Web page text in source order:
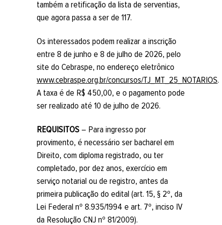
também a retificação da lista de serventias,
que agora passa a ser de 117.
Os interessados podem realizar a inscrição
entre 8 de junho e 8 de julho de 2026, pelo
site do Cebraspe, no endereço eletrônico
www.cebraspe.org.br/concursos/TJ_MT_25_NOTARIOS.
A taxa é de R$ 450,00, e o pagamento pode
ser realizado até 10 de julho de 2026.
REQUISITOS – Para ingresso por
provimento, é necessário ser bacharel em
Direito, com diploma registrado, ou ter
completado, por dez anos, exercício em
serviço notarial ou de registro, antes da
primeira publicação do edital (art. 15, § 2º, da
Lei Federal nº 8.935/1994 e art. 7º, inciso IV
da Resolução CNJ nº 81/2009).